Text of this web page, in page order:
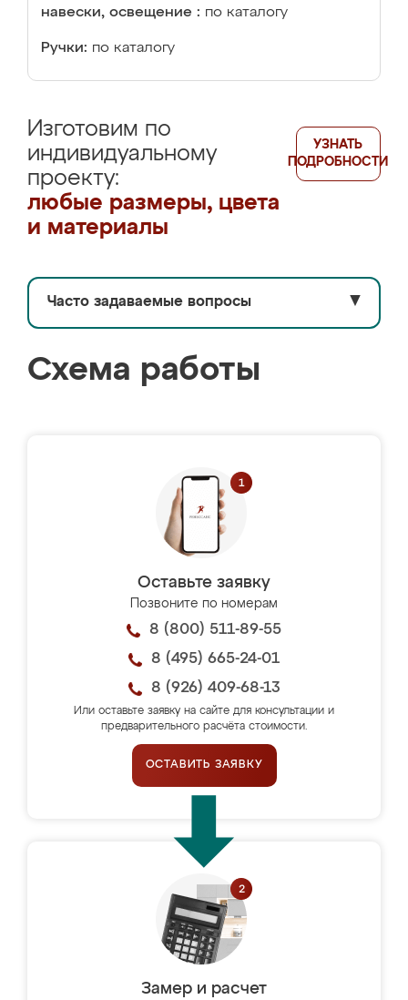
навески, освещение : по каталогу
Ручки: по каталогу
Изготовим по
индивидуальному
проекту:
любые размеры, цвета
и материалы
УЗНАТЬ
ПОДРОБНОСТИ
Часто задаваемые вопросы ▼
Схема работы
Оставьте заявку
Позвоните по номерам
8 (800) 511-89-55
8 (495) 665-24-01
8 (926) 409-68-13
Или оставьте заявку на сайте для консультации и
предварительного расчёта стоимости.
ОСТАВИТЬ ЗАЯВКУ
Замер и расчет